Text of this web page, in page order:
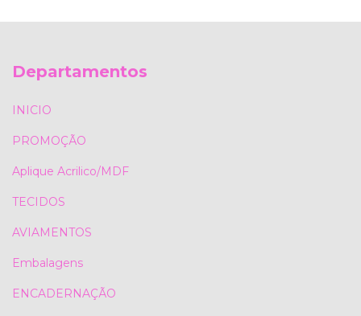
Departamentos
INICIO
PROMOÇÃO
Aplique Acrilico/MDF
TECIDOS
AVIAMENTOS
Embalagens
ENCADERNAÇÃO